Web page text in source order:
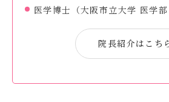
医学博士（大阪市立大学 医学
院長紹介はこち